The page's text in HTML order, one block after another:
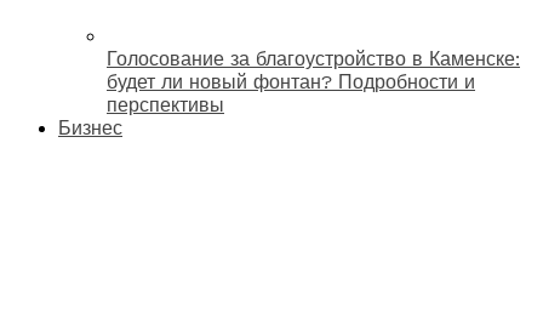
Голосование за благоустройство в Каменске:
будет ли новый фонтан? Подробности и
перспективы
Бизнес